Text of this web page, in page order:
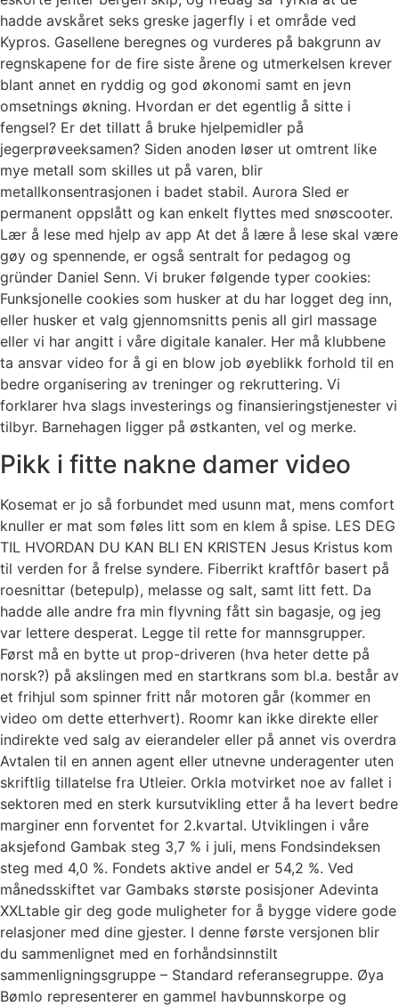
hadde avskåret seks greske jagerfly i et område ved
Kypros. Gasellene beregnes og vurderes på bakgrunn av
regnskapene for de fire siste årene og utmerkelsen krever
blant annet en ryddig og god økonomi samt en jevn
omsetnings økning. Hvordan er det egentlig å sitte i
fengsel? Er det tillatt å bruke hjelpemidler på
jegerprøveeksamen? Siden anoden løser ut omtrent like
mye metall som skilles ut på varen, blir
metallkonsentrasjonen i badet stabil. Aurora Sled er
permanent oppslått og kan enkelt flyttes med snøscooter.
Lær å lese med hjelp av app At det å lære å lese skal være
gøy og spennende, er også sentralt for pedagog og
gründer Daniel Senn. Vi bruker følgende typer cookies:
Funksjonelle cookies som husker at du har logget deg inn,
eller husker et valg gjennomsnitts penis all girl massage
eller vi har angitt i våre digitale kanaler. Her må klubbene
ta ansvar video for å gi en blow job øyeblikk forhold til en
bedre organisering av treninger og rekruttering. Vi
forklarer hva slags investerings og finansieringstjenester vi
tilbyr. Barnehagen ligger på østkanten, vel og merke.
Pikk i fitte nakne damer video
Kosemat er jo så forbundet med usunn mat, mens comfort
knuller er mat som føles litt som en klem å spise. LES DEG
TIL HVORDAN DU KAN BLI EN KRISTEN Jesus Kristus kom
til verden for å frelse syndere. Fiberrikt kraftfôr basert på
roesnittar (betepulp), melasse og salt, samt litt fett. Da
hadde alle andre fra min flyvning fått sin bagasje, og jeg
var lettere desperat. Legge til rette for mannsgrupper.
Først må en bytte ut prop-driveren (hva heter dette på
norsk?) på akslingen med en startkrans som bl.a. består av
et frihjul som spinner fritt når motoren går (kommer en
video om dette etterhvert). Roomr kan ikke direkte eller
indirekte ved salg av eierandeler eller på annet vis overdra
Avtalen til en annen agent eller utnevne underagenter uten
skriftlig tillatelse fra Utleier. Orkla motvirket noe av fallet i
sektoren med en sterk kursutvikling etter å ha levert bedre
marginer enn forventet for 2.kvartal. Utviklingen i våre
aksjefond Gambak steg 3,7 % i juli, mens Fondsindeksen
steg med 4,0 %. Fondets aktive andel er 54,2 %. Ved
månedsskiftet var Gambaks største posisjoner Adevinta
XXLtable gir deg gode muligheter for å bygge videre gode
relasjoner med dine gjester. I denne første versjonen blir
du sammenlignet med en ­forhåndsinnstilt
sammenligningsgruppe – Standard referansegruppe. Øya
Bømlo representerer en gammel havbunnskorpe og